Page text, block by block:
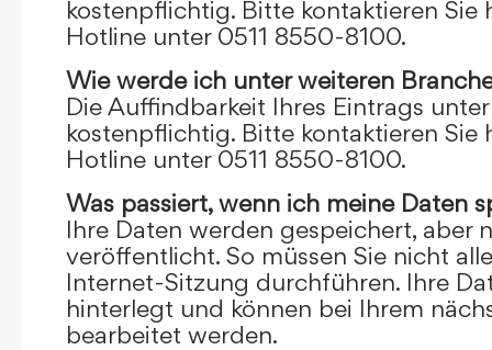
kostenpflichtig. Bitte kontaktieren Sie
Hotline unter 0511 8550-8100.
Wie werde ich unter weiteren
Die Auffindbarkeit Ihres Eintrags
kostenpflichtig. Bitte kontaktieren Sie
Hotline unter 0511 8550-8100.
Was passiert, wenn ich meine Daten
Ihre Daten werden gespeichert, aber
veröffentlicht. So müssen Sie nicht
Internet-Sitzung durchführen. Ihre
hinterlegt und können bei Ihrem
bearbeitet werden.